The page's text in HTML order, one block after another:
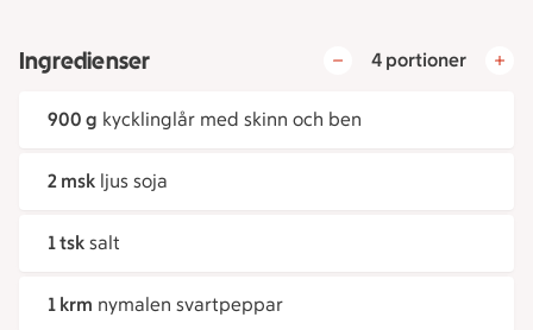
Ingredienser 4 portioner
900 g kycklinglår med skinn och ben
2 msk ljus soja
1 tsk salt
1 krm nymalen svartpeppar